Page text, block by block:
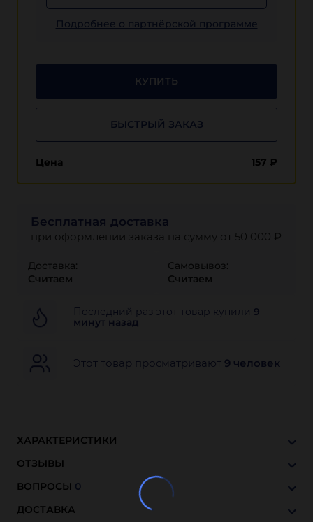
Подробнее о партнёрской программе
КУПИТЬ
БЫСТРЫЙ ЗАКАЗ
Цена 157 ₽
Бесплатная доставка
при оформлении заказа на сумму от 50 000 ₽
Доставка:
Считаем
Самовывоз:
Считаем
Последний раз этот товар купили 9
минут назад
Этот товар просматривают 9 человек
ХАРАКТЕРИСТИКИ
ОТЗЫВЫ
ВОПРОСЫ 0
ДОСТАВКА